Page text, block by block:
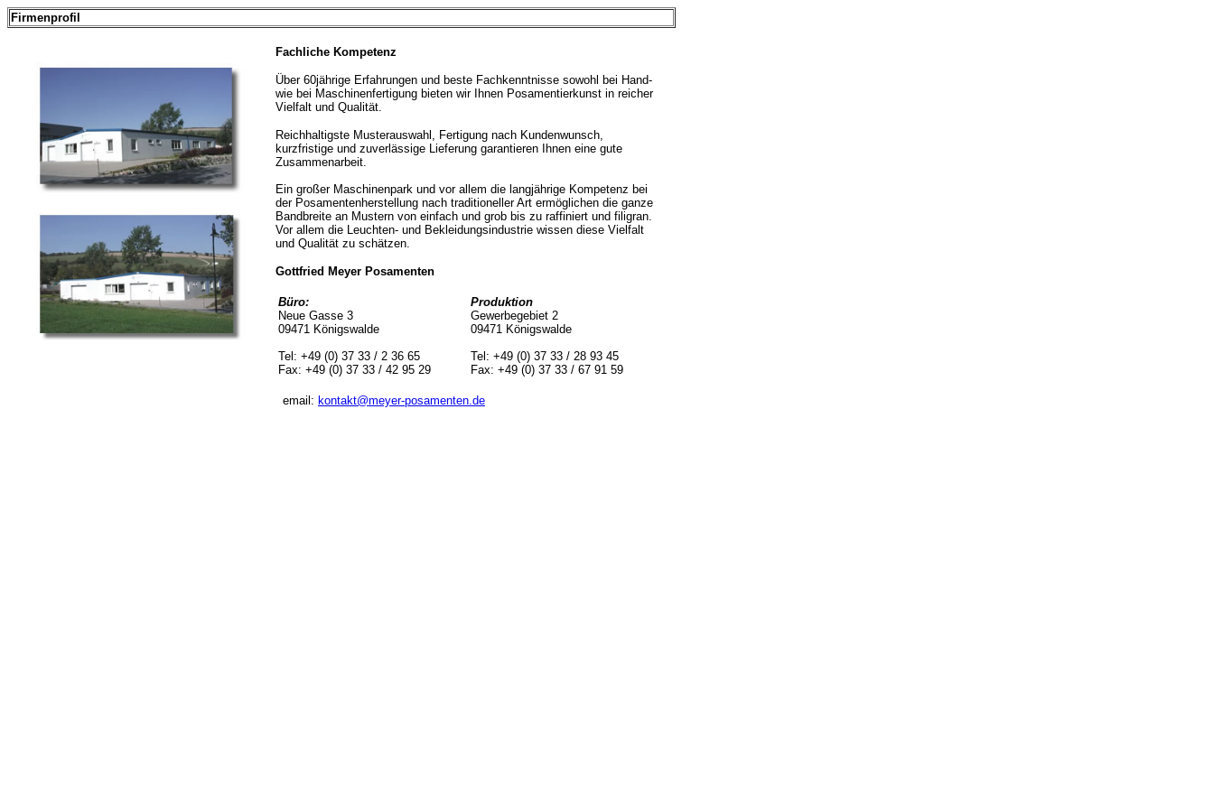
Firmenprofil
Fachliche Kompetenz
Über 60jährige Erfahrungen und beste Fachkenntnisse sowohl bei Hand-
wie bei Maschinenfertigung bieten wir Ihnen Posamentierkunst in reicher
Vielfalt und Qualität.
Reichhaltigste Musterauswahl, Fertigung nach Kundenwunsch,
kurzfristige und zuverlässige Lieferung garantieren Ihnen eine gute
Zusammenarbeit.
Ein großer Maschinenpark und vor allem die langjährige Kompetenz bei
der Posamentenherstellung nach traditioneller Art ermöglichen die ganze
Bandbreite an Mustern von einfach und grob bis zu raffiniert und filigran.
Vor allem die Leuchten- und Bekleidungsindustrie wissen diese Vielfalt
und Qualität zu schätzen.
Gottfried Meyer Posamenten
Büro:
Neue Gasse 3
09471 Königswalde
Tel: +49 (0) 37 33 / 2 36 65
Fax: +49 (0) 37 33 / 42 95 29
Produktion
Gewerbegebiet 2
09471 Königswalde
Tel: +49 (0) 37 33 / 28 93 45
Fax: +49 (0) 37 33 / 67 91 59
email: kontakt@meyer-posamenten.de